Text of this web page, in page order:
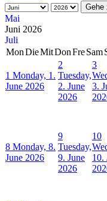
Gehe
Mai
Juni 2026
Juli
MonDieMitDonFreSam
1 Monday, 1.
June 2026
2
Tuesday,
2. June
2026
3
3.
8 Monday, 8.
June 2026
9
Tuesday,
9. June
2026
10
10.